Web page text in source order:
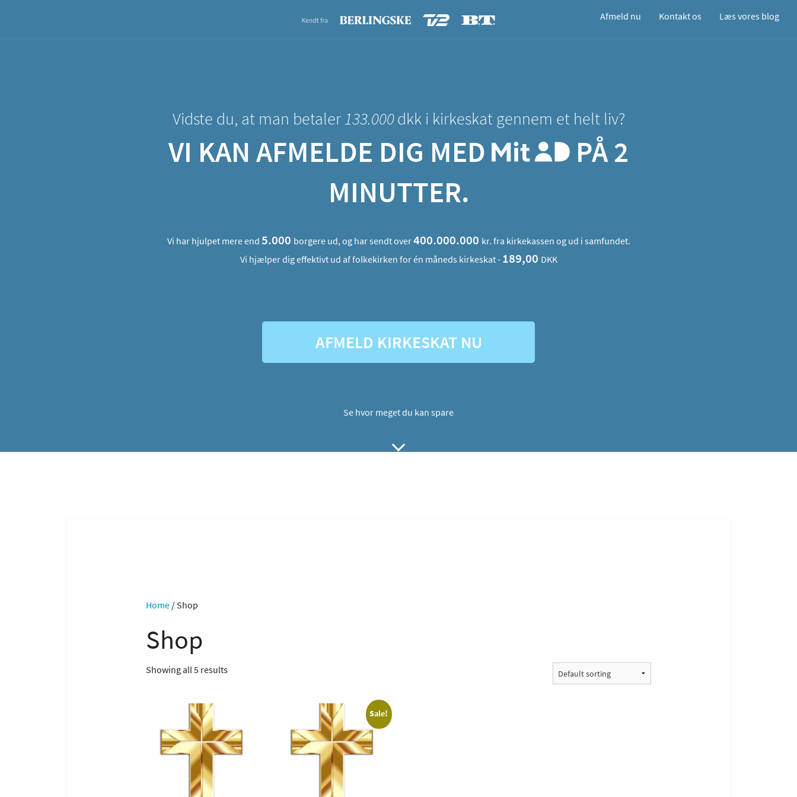
Afmeld nu Kontakt os Læs vores blog
Vidste du, at man betaler133.000dkk i kirkeskat gennem et helt liv?
VI KAN AFMELDE DIG MED
PÅ 2
MINUTTER.
Vi har hjulpet mere end 5.000 borgere ud, og har sendt over400.000.000 kr. fra kirkekassen og ud i samfundet.
Vi hjælper dig effektivt ud af folkekirken for én måneds kirkeskat - 189,00 DKK
AFMELD KIRKESKAT NU
Se hvor meget du kan spare
Home / Shop
Shop
Showing all 5 results
Sale!